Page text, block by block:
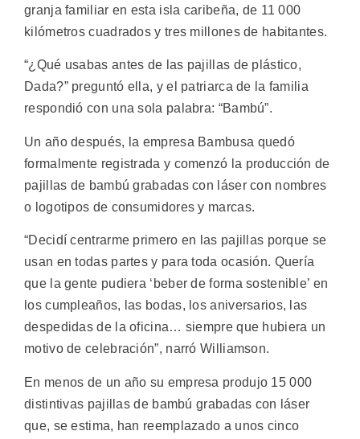
granja familiar en esta isla caribeña, de 11 000
kilómetros cuadrados y tres millones de habitantes.
“¿Qué usabas antes de las pajillas de plástico,
Dada?” preguntó ella, y el patriarca de la familia
respondió con una sola palabra: “Bambú”.
Un año después, la empresa Bambusa quedó
formalmente registrada y comenzó la producción de
pajillas de bambú grabadas con láser con nombres
o logotipos de consumidores y marcas.
“Decidí centrarme primero en las pajillas porque se
usan en todas partes y para toda ocasión. Quería
que la gente pudiera ‘beber de forma sostenible’ en
los cumpleaños, las bodas, los aniversarios, las
despedidas de la oficina… siempre que hubiera un
motivo de celebración”, narró Williamson.
En menos de un año su empresa produjo 15 000
distintivas pajillas de bambú grabadas con láser
que, se estima, han reemplazado a unos cinco